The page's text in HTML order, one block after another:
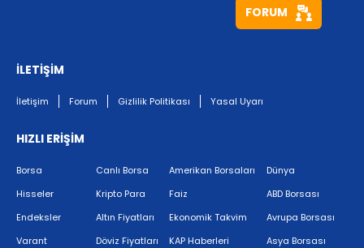
FORUM
İLETİŞİM
İletişim Forum Gizlilik Politikası Yasal Uyarı
HIZLI ERİŞİM
Borsa
Hisseler
Endeksler
Varant
Canlı Borsa
Kripto Para
Altın Fiyatları
Döviz Fiyatları
Amerikan Borsaları
Faiz
Ekonomik Takvim
KAP Haberleri
Dünya
ABD Borsası
Avrupa Borsası
Asya Borsası